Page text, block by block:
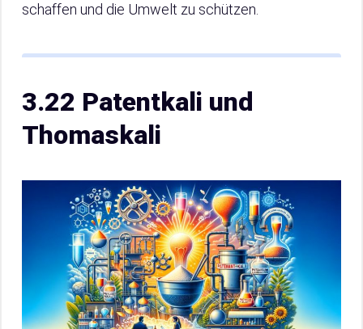
schaffen und die Umwelt zu schützen.
3.22 Patentkali und
Thomaskali